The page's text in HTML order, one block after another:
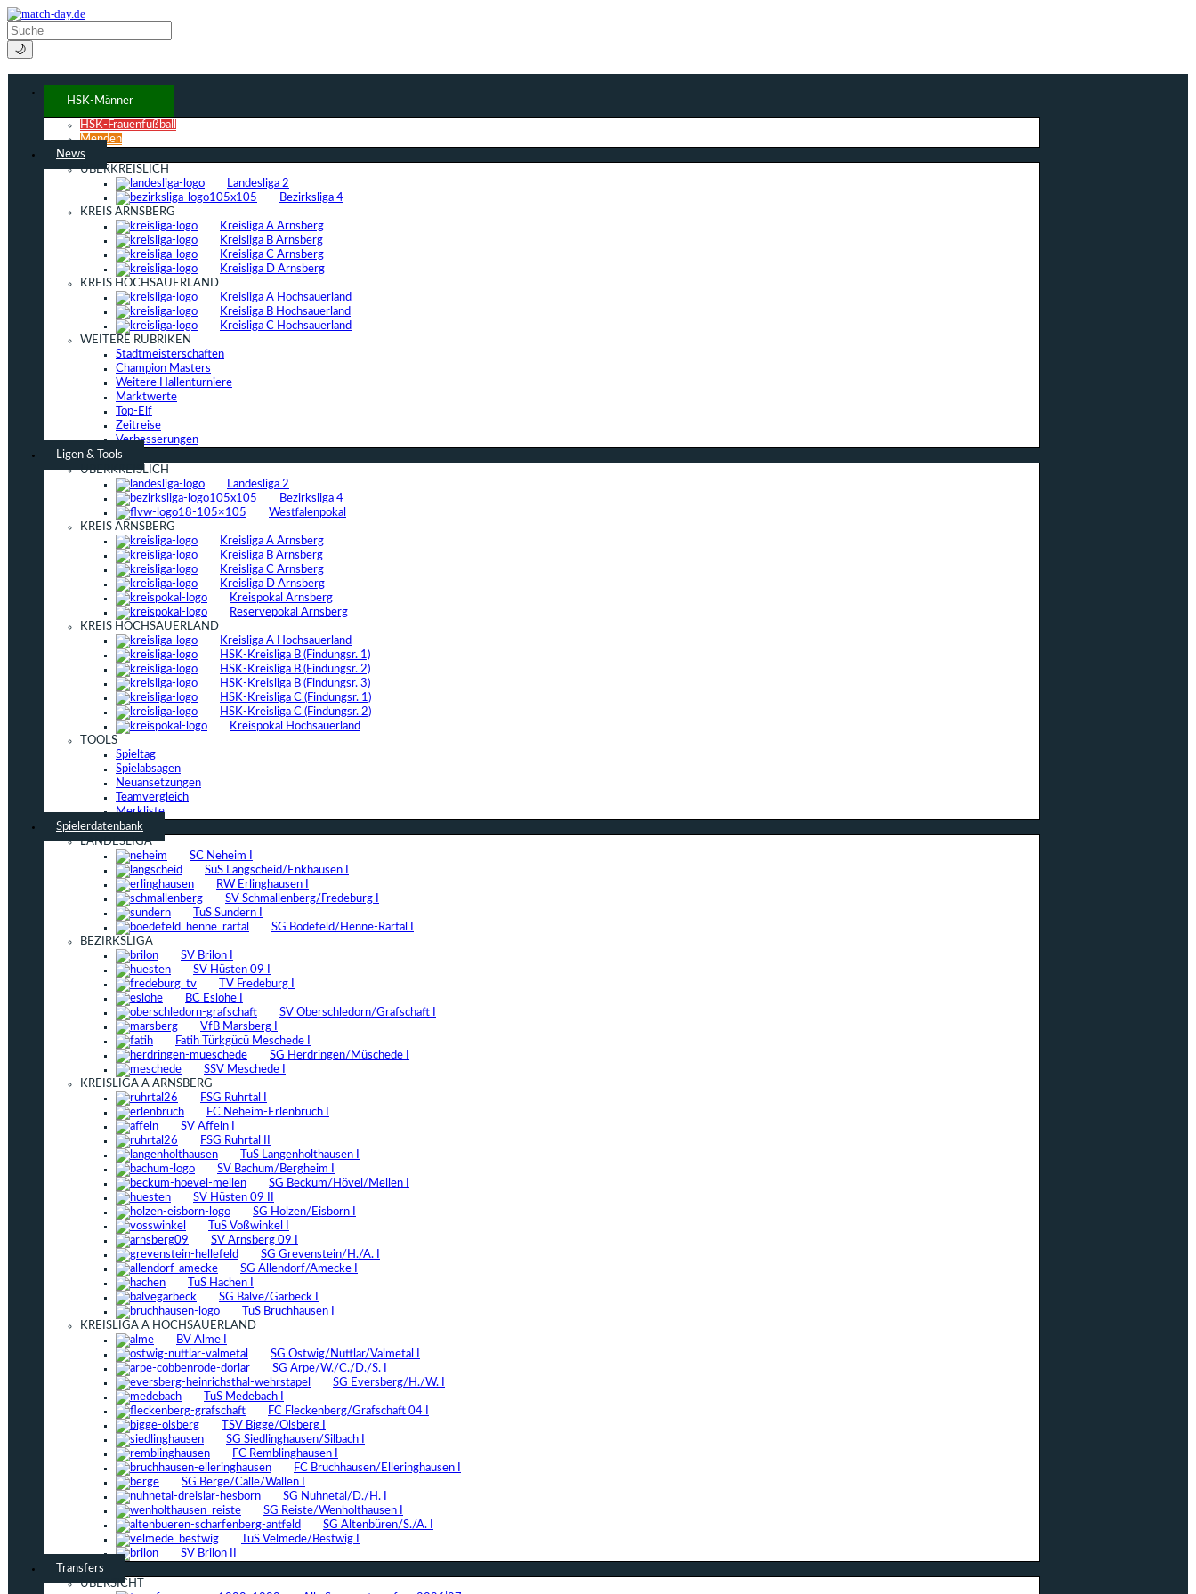
🌙
HSK-Männer
HSK-Frauenfußball
Menden
News
ÜBERKREISLICH
Landesliga 2
Bezirksliga 4
KREIS ARNSBERG
Kreisliga A Arnsberg
Kreisliga B Arnsberg
Kreisliga C Arnsberg
Kreisliga D Arnsberg
KREIS HOCHSAUERLAND
Kreisliga A Hochsauerland
Kreisliga B Hochsauerland
Kreisliga C Hochsauerland
WEITERE RUBRIKEN
Stadtmeisterschaften
Champion Masters
Weitere Hallenturniere
Marktwerte
Top-Elf
Zeitreise
Verbesserungen
Ligen & Tools
ÜBERKREISLICH
Landesliga 2
Bezirksliga 4
Westfalenpokal
KREIS ARNSBERG
Kreisliga A Arnsberg
Kreisliga B Arnsberg
Kreisliga C Arnsberg
Kreisliga D Arnsberg
Kreispokal Arnsberg
Reservepokal Arnsberg
KREIS HOCHSAUERLAND
Kreisliga A Hochsauerland
HSK-Kreisliga B (Findungsr. 1)
HSK-Kreisliga B (Findungsr. 2)
HSK-Kreisliga B (Findungsr. 3)
HSK-Kreisliga C (Findungsr. 1)
HSK-Kreisliga C (Findungsr. 2)
Kreispokal Hochsauerland
TOOLS
Spieltag
Spielabsagen
Neuansetzungen
Teamvergleich
Merkliste
Spielerdatenbank
LANDESLIGA
SC Neheim I
SuS Langscheid/Enkhausen I
RW Erlinghausen I
SV Schmallenberg/Fredeburg I
TuS Sundern I
SG Bödefeld/Henne-Rartal I
BEZIRKSLIGA
SV Brilon I
SV Hüsten 09 I
TV Fredeburg I
BC Eslohe I
SV Oberschledorn/Grafschaft I
VfB Marsberg I
Fatih Türkgücü Meschede I
SG Herdringen/Müschede I
SSV Meschede I
KREISLIGA A ARNSBERG
FSG Ruhrtal I
FC Neheim-Erlenbruch I
SV Affeln I
FSG Ruhrtal II
TuS Langenholthausen I
SV Bachum/Bergheim I
SG Beckum/Hövel/Mellen I
SV Hüsten 09 II
SG Holzen/Eisborn I
TuS Voßwinkel I
SV Arnsberg 09 I
SG Grevenstein/H./A. I
SG Allendorf/Amecke I
TuS Hachen I
SG Balve/Garbeck I
TuS Bruchhausen I
KREISLIGA A HOCHSAUERLAND
BV Alme I
SG Ostwig/Nuttlar/Valmetal I
SG Arpe/W./C./D./S. I
SG Eversberg/H./W. I
TuS Medebach I
FC Fleckenberg/Grafschaft 04 I
TSV Bigge/Olsberg I
SG Siedlinghausen/Silbach I
FC Remblinghausen I
FC Bruchhausen/Elleringhausen I
SG Berge/Calle/Wallen I
SG Nuhnetal/D./H. I
SG Reiste/Wenholthausen I
SG Altenbüren/S./A. I
TuS Velmede/Bestwig I
SV Brilon II
Transfers
ÜBERSICHT